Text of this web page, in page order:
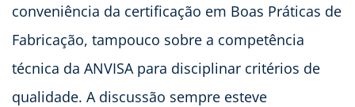
conveniência da certificação em Boas Práticas de
Fabricação, tampouco sobre a competência
técnica da ANVISA para disciplinar critérios de
qualidade. A discussão sempre esteve